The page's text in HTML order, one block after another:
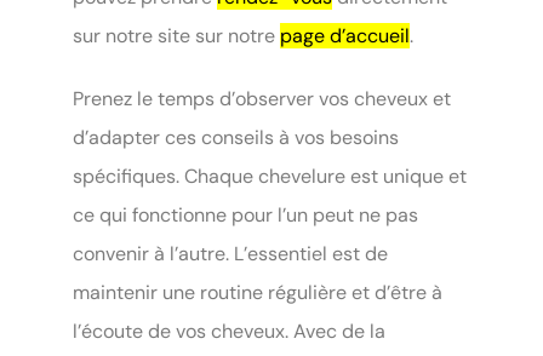
sur notre site sur notre page d’accueil.
Prenez le temps d’observer vos cheveux et
d’adapter ces conseils à vos besoins
spécifiques. Chaque chevelure est unique et
ce qui fonctionne pour l’un peut ne pas
convenir à l’autre. L’essentiel est de
maintenir une routine régulière et d’être à
l’écoute de vos cheveux. Avec de la